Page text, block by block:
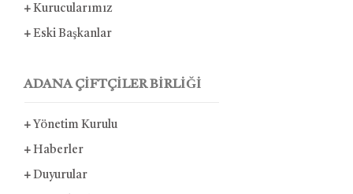
+ Kurucularımız
+ Eski Başkanlar
ADANA ÇİFTÇİLER BİRLİĞİ
+ Yönetim Kurulu
+ Haberler
+ Duyurular